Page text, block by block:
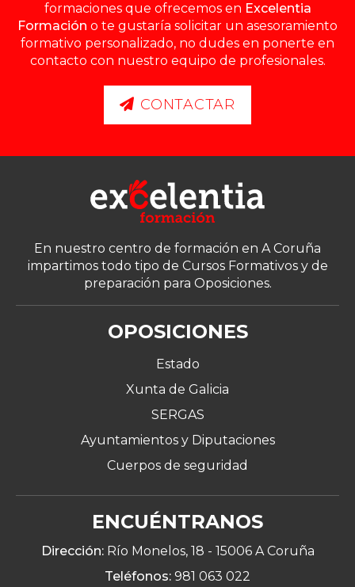
formaciones que ofrecemos en Excelentia
Formación o te gustaría solicitar un asesoramiento
formativo personalizado, no dudes en ponerte en
contacto con nuestro equipo de profesionales.
CONTACTAR
En nuestro centro de formación en A Coruña
impartimos todo tipo de Cursos Formativos y de
preparación para Oposiciones.
OPOSICIONES
Estado
Xunta de Galicia
SERGAS
Ayuntamientos y Diputaciones
Cuerpos de seguridad
ENCUÉNTRANOS
Dirección:Río Monelos, 18 - 15006 A Coruña
Teléfonos: 981 063 022